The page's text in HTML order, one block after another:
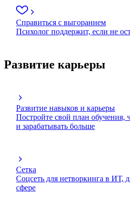
Справиться с выгоранием
Психолог поддержит, если не
Развитие карьеры
Развитие навыков и карьеры
Постройте свой план обучения,
и зарабатывать больше
Сетка
Соцсеть для нетворкинга в ИТ,
сфере